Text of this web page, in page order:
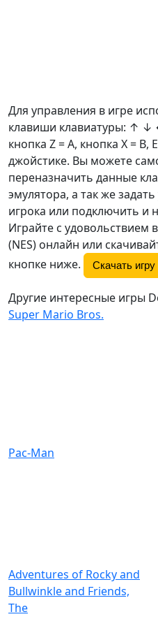
Для управления в игре
клавиши клавиатуры: ↑
кнопка Z =A, кнопка X = B,
джойстике. Вы можете
переназначить данные
эмулятора, а так же
игрока или подключить и
Играйте с
(NES) онлайн или
кнопке ниже.
Скачать
Другие интересные игры
Super Mario Bros.
Pac-Man
Adventures of Rocky and
Bullwinkle and Friends,
The